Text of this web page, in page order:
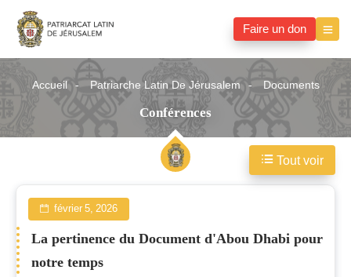
Faire un don
Accueil Patriarche Latin De Jérusalem Documents
Conférences
Conférences
février 5, 2026
La pertinence du Document d'Abou Dhabi pour
notre temps
Tout voir